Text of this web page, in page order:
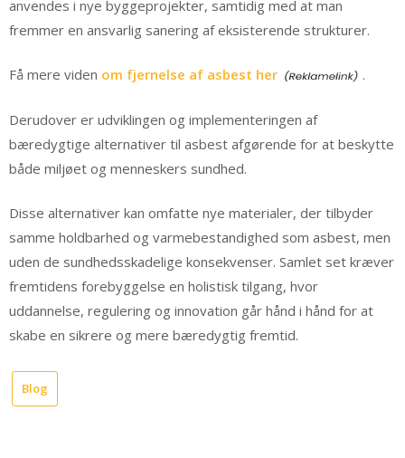
anvendes i nye byggeprojekter, samtidig med at man
fremmer en ansvarlig sanering af eksisterende strukturer.
Få mere viden om fjernelse af asbest her .
Derudover er udviklingen og implementeringen af
bæredygtige alternativer til asbest afgørende for at beskytte
både miljøet og menneskers sundhed.
Disse alternativer kan omfatte nye materialer, der tilbyder
samme holdbarhed og varmebestandighed som asbest, men
uden de sundhedsskadelige konsekvenser. Samlet set kræver
fremtidens forebyggelse en holistisk tilgang, hvor
uddannelse, regulering og innovation går hånd i hånd for at
skabe en sikrere og mere bæredygtig fremtid.
Blog